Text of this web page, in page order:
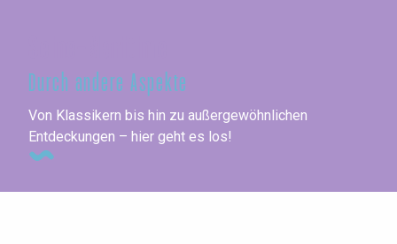
Durch andere Aspekte
Von Klassikern bis hin zu außergewöhnlichen
Entdeckungen – hier geht es los!